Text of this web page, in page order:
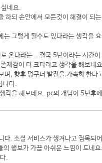
네요.
하되 손안에서 모든것이 해결이 되
그렇게 될수도 있다라는 생각을
온다라는 .. 결국 5년이라는 시간이
재감이 더 크다라고 생각을 해보네
며, 향후 덩구더 발전을 가속화 한다
니다.
각을 해보네요. pc의 개념이 5년후
다. 소셜 서비스가 생겨나고 접목되
행보가 가끔 아쉬운 느낌이 드네
.